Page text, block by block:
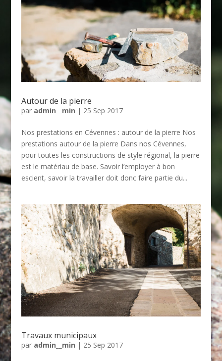
Autour de la pierre
par admin__min | 25 Sep 2017
Nos prestations en Cévennes : autour de la pierre Nos
prestations autour de la pierre Dans nos Cévennes,
pour toutes les constructions de style régional, la pierre
est le matériau de base. Savoir l’employer à bon
escient, savoir la travailler doit donc faire partie du...
Travaux municipaux
par admin__min | 25 Sep 2017